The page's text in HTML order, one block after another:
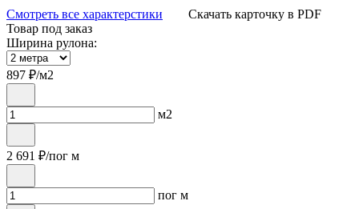
Смотреть все характерстики
Скачать карточку в PDF
Товар под заказ
Ширина рулона:
897 ₽/м2
м2
2 691 ₽/пог м
пог м